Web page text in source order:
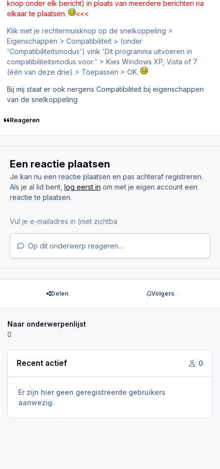
knop onder elk bericht) in plaats van meerdere berichten na
elkaar te plaatsen.
<<<
Klik met je rechtermuisknop op de snelkoppeling >
Eigenschappen > Compatibiliteit > (onder
'Compatibiliteitsmodus') vink 'Dit programma uitvoeren in
compatibiliteitsmodus voor:' > Kies Windows XP, Vista of 7
(één van deze drie) > Toepassen > OK.
Bij mij staat er ook nergens Compatibiliteit bij eigenschappen
van de snelkoppeling
Reageren
Een reactie plaatsen
Je kan nu een reactie plaatsen en pas achteraf registreren.
Als je al lid bent, log eerst in om met je eigen account een
reactie te plaatsen.
Op dit onderwerp reageren...
Delen Volgers
Naar onderwerpenlijst
Recent actief 0
Er zijn hier geen geregistreerde gebruikers
aanwezig.